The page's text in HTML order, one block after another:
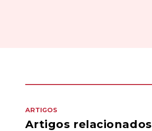
ARTIGOS
Artigos relacionados